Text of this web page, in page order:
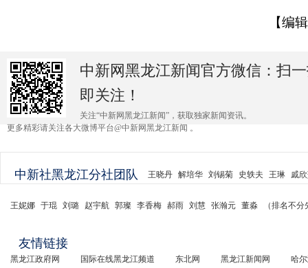
【编
中新网黑龙江新闻官方微信：扫
即关注！
关注“中新网黑龙江新闻”，获取独家新闻资讯。
更多精彩请关注各大微博平台@中新网黑龙江新闻 。
中新社黑龙江分社团队 王晓丹 解培华 刘锡菊 史轶夫 王琳 戚
王妮娜 于琨 刘璐 赵宇航 郭璨 李香梅 郝雨 刘慧 张瀚元 董淼 （排名不
友情链接
黑龙江政府网 国际在线黑龙江频道 东北网 黑龙江新闻网
哈